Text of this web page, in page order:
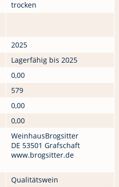
trocken
2025
Lagerfähig bis 2025
0,00
579
0,00
0,00
WeinhausBrogsitter
DE 53501 Grafschaft
www.brogsitter.de
Qualitätswein